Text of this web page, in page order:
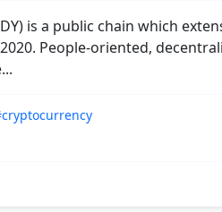
is a public chain which
People-oriented,